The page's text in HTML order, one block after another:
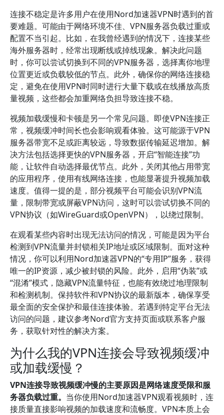
连接不稳定是许多用户在使用Nord加速器VPN时遇到的首
要难题。可能由于网络环境不佳、VPN服务器负载过重或
配置不当引起。比如，在我曾经遇到的情况下，连接某些
海外服务器时，经常出现断线或掉线现象。解决此问题
时，你可以尝试切换到不同的VPN服务器，选择离你地理
位置更近或负载较低的节点。此外，确保你的网络连接稳
定，避免在使用VPN时同时进行大量下载或在线播放高质
量视频，这些都会加重网络负担导致连接不稳。
视频加载缓慢和卡顿是另一个常见问题。即使VPN连接正
常，视频缓冲时间长也会影响观看体验。这可能源于VPN
服务器带宽不足或距离较远，导致数据传输延迟增加。解
决方法包括选择更快的VPN服务器，开启“智能连接”功
能，让软件自动选择最优节点。此外，关闭其他占用带宽
的应用程序，使用有线网络连接，也能显著提升视频加载
速度。值得一提的是，部分视频平台可能会识别VPN流
量，限制带宽或屏蔽VPN访问，这时可以尝试切换不同的
VPN协议（如WireGuard或OpenVPN），以绕过限制。
在观看某些内容时出现无法访问的情况，可能是因为平台
检测到VPN流量并封锁相关IP地址或区域限制。面对这种
情况，你可以利用Nord加速器VPN的“专用IP”服务，获得
唯一的IP资源，减少被封锁的风险。此外，启用“伪装”或
“混淆”模式，隐藏VPN流量特征，也能有效绕过地理限制
和检测机制。保持软件和VPN协议的最新版本，确保享受
最全面的安全保护和最佳连接体验。若遇到特定平台无法
访问的问题，建议参考Nord官方支持页面或联系客户服
务，获取针对性的解决方案。
为什么我的VPN连接会导致视频缓冲
或加载缓慢？
VPN连接导致视频缓冲慢的主要原因是网络速度受限和服
务器负载过重。 当你使用Nord加速器VPN观看视频时，连
接质量直接影响视频的加载速度和流畅度。VPN本质上会